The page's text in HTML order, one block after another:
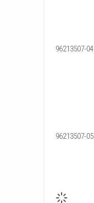
96213507-04
96213507-05